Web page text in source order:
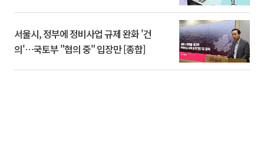
서울시, 정부에 정비사업 규제 완화 '건
의'⋯국토부 "협의 중" 입장만 [종합]